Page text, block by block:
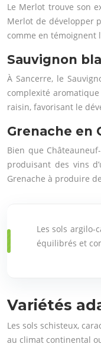
Le Merlot trouve son
Merlot de développer
comme en témoignent
Sauvignon
À Sancerre, le
complexité
raisin, favorisant le
Grenache en
Bien que
produisant des vins
Grenache à produire
Les sols argilo-
équilibrés et
Variétés
Les sols schisteux,
au climat continental